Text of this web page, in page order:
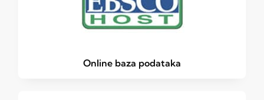
Online baza podataka